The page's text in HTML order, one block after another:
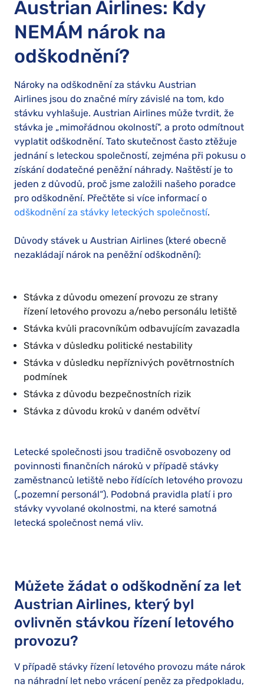
Austrian Airlines: Kdy
NEMÁM nárok na
odškodnění?
Nároky na odškodnění za stávku Austrian
Airlines jsou do značné míry závislé na tom, kdo
stávku vyhlašuje. Austrian Airlines může tvrdit, že
stávka je „mimořádnou okolností", a proto odmítnout
vyplatit odškodnění. Tato skutečnost často ztěžuje
jednání s leteckou společností, zejména při pokusu o
získání dodatečné peněžní náhrady. Naštěstí je to
jeden z důvodů, proč jsme založili našeho poradce
pro odškodnění. Přečtěte si více informací o
odškodnění za stávky leteckých společností.
Důvody stávek u Austrian Airlines (které obecně
nezakládají nárok na peněžní odškodnění):
Stávka z důvodu omezení provozu ze strany
řízení letového provozu a/nebo personálu letiště
Stávka kvůli pracovníkům odbavujícím zavazadla
Stávka v důsledku politické nestability
Stávka v důsledku nepříznivých povětrnostních
podmínek
Stávka z důvodu bezpečnostních rizik
Stávka z důvodu kroků v daném odvětví
Letecké společnosti jsou tradičně osvobozeny od
povinnosti finančních nároků v případě stávky
zaměstnanců letiště nebo řídících letového provozu
(„pozemní personál“). Podobná pravidla platí i pro
stávky vyvolané okolnostmi, na které samotná
letecká společnost nemá vliv.
Můžete žádat o odškodnění za let
Austrian Airlines, který byl
ovlivněn stávkou řízení letového
provozu?
V případě stávky řízení letového provozu máte nárok
na náhradní let nebo vrácení peněz za předpokladu,